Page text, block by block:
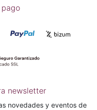
newsletter
novedades y eventos de